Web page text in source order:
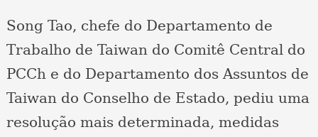
Song Tao, chefe do Departamento de
Trabalho de Taiwan do Comitê Central do
PCCh e do Departamento dos Assuntos de
Taiwan do Conselho de Estado, pediu uma
resolução mais determinada, medidas